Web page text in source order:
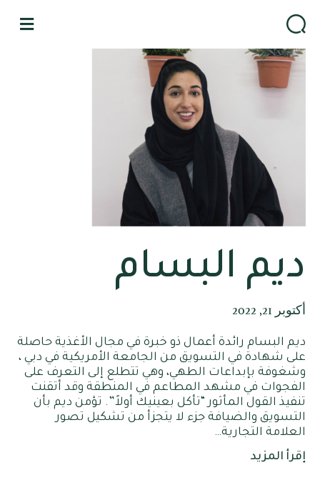
ا
ل
ديم البسام
أكتوبر 21, 2022
ديم البسام رائدة أعمال ذو خبرة في مجال الأغذية حاصلة
على شهادة في التسويق من الجامعة الأمريكية في دبي ،
وشغوفة بإبداعات الطهي، وهي تتطلع إلى التعرف على
الفجوات في مشهد المطاعم في المنطقة وقد أتقنت
تنفيذ القول المأثور “تأكل بعينيك أولاً”. تؤمن ديم بأن
التسويق والضيافة جزء لا يتجزأ من تشكيل تصور
العلامة التجارية…
إقرأ المزيد